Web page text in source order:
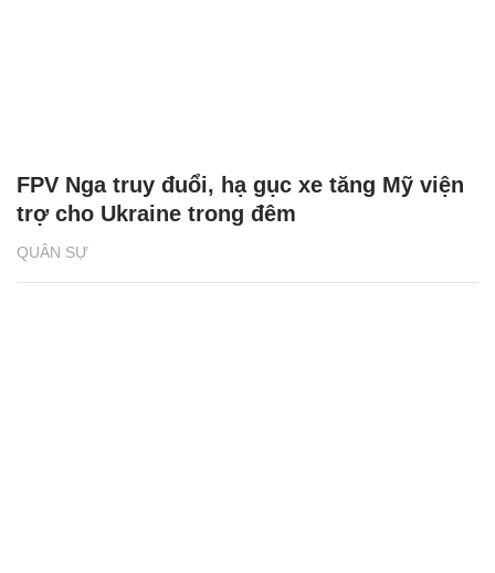
QUÂN SỰ
FPV Nga truy đuổi, hạ gục xe tăng Mỹ viện
trợ cho Ukraine trong đêm